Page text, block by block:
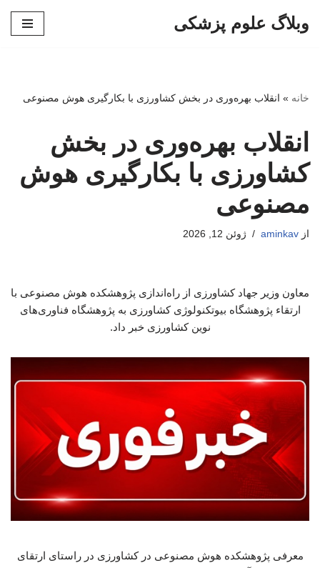
وبلاگ علوم پزشکی
خانه » انقلاب بهره‌وری در بخش کشاورزی با بکارگیری هوش مصنوعی
انقلاب بهره‌وری در بخش
کشاورزی با بکارگیری هوش
مصنوعی
از aminkav ژوئن 12, 2026
معاون وزیر جهاد کشاورزی از راه‌اندازی پژوهشکده هوش مصنوعی با
ارتقاء پژوهشگاه بیوتکنولوژی کشاورزی به پژوهشگاه فناوری‌های
نوین کشاورزی خبر داد.
معرفی پژوهشکده هوش مصنوعی در کشاورزی در راستای ارتقای